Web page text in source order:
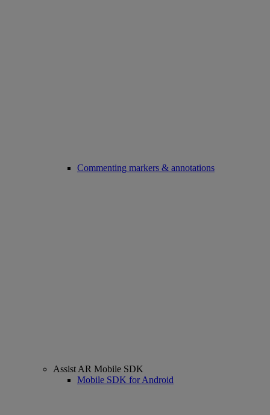
Commenting markers & annotations
Assist AR Mobile SDK
Mobile SDK for Android